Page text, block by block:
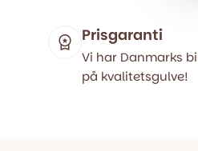
Prisgaranti
Vi har Danmarks
på kvalitetsgulve!